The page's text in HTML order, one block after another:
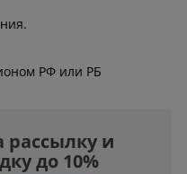
РФ или РБ
рассылку и
до 10%